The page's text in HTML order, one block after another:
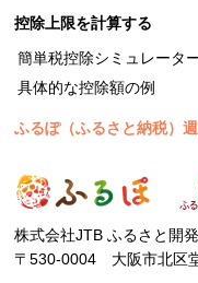
控除上限を計算する
簡単税控除シミュレータ
具体的な控除額の例
ふるぽ（ふるさと納税）
株式会社JTB ふるさと開
〒530-0004 大阪市北区